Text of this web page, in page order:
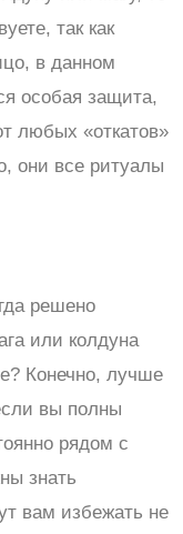
так как
в данном
особая защита,
любых «откатов»
они все ритуалы
решено
или колдуна
Конечно, лучше
вы полны
рядом с
знать
вам избежать не